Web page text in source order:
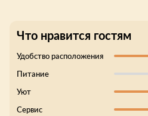
Что нравится гостям
Удобство расположения
Питание
Уют
Сервис